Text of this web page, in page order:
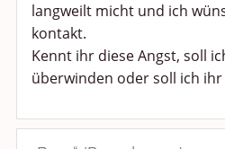
Shopping und Bekleidung
Urlaub und Reisen
langweilt micht und ich
kontakt.
Kennt ihr diese Angst, soll
überwinden oder soll ich ihr